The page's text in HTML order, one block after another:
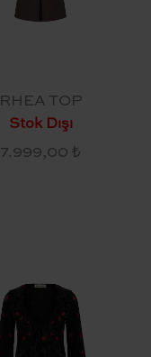
RHEA TOP
Stok Dışı
7.999,00 ₺